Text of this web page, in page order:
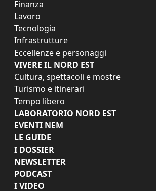
Finanza
Lavoro
Tecnologia
Infrastrutture
Eccellenze e personaggi
VIVERE IL NORD EST
Cultura, spettacoli e mostre
Turismo e itinerari
Tempo libero
LABORATORIO NORD EST
EVENTI NEM
LE GUIDE
I DOSSIER
NEWSLETTER
PODCAST
I VIDEO